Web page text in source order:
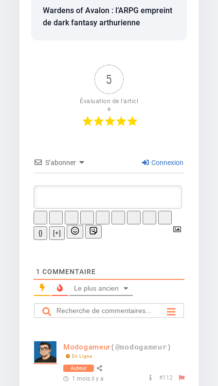
Wardens of Avalon : l’ARPG empreint
de dark fantasy arthurienne
5
Évaluation de l'articl
e
S’abonner Connexion
{} [+]
1 COMMENTAIRE
Le plus ancien
Modogameur(@modogameur)
En Ligne
Auteur
1 mois il y a #112